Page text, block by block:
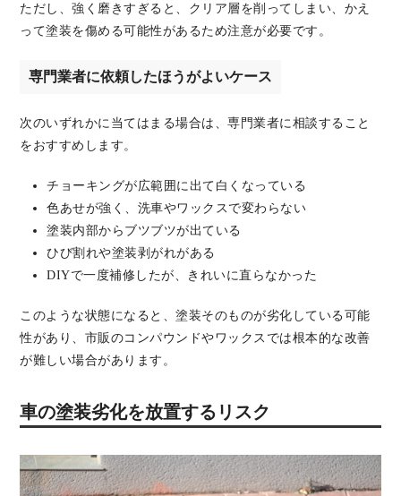
ただし、強く磨きすぎると、クリア層を削ってしまい、かえ
って塗装を傷める可能性があるため注意が必要です。
専門業者に依頼したほうがよいケース
次のいずれかに当てはまる場合は、専門業者に相談すること
をおすすめします。
チョーキングが広範囲に出て白くなっている
色あせが強く、洗車やワックスで変わらない
塗装内部からブツブツが出ている
ひび割れや塗装剥がれがある
DIYで一度補修したが、きれいに直らなかった
このような状態になると、塗装そのものが劣化している可能
性があり、市販のコンパウンドやワックスでは根本的な改善
が難しい場合があります。
車の塗装劣化を放置するリスク